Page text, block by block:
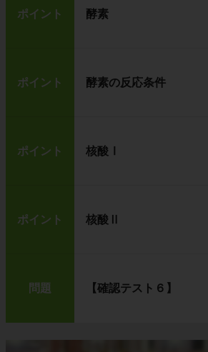
ポイント 酵素
ポイント 酵素の反応条件
ポイント 核酸Ⅰ
ポイント 核酸Ⅱ
問題 【確認テスト６】